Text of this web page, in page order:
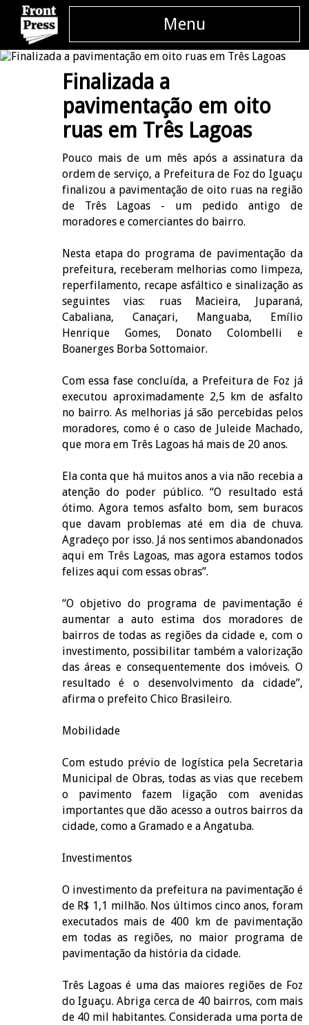
Menu
Finalizada a
pavimentação em oito
ruas em Três Lagoas
Pouco mais de um mês após a assinatura da
ordem de serviço, a Prefeitura de Foz do Iguaçu
finalizou a pavimentação de oito ruas na região
de Três Lagoas - um pedido antigo de
moradores e comerciantes do bairro.
Nesta etapa do programa de pavimentação da
prefeitura, receberam melhorias como limpeza,
reperfilamento, recape asfáltico e sinalização as
seguintes vias: ruas Macieira, Juparaná,
Cabaliana, Canaçari, Manguaba, Emílio
Henrique Gomes, Donato Colombelli e
Boanerges Borba Sottomaior.
Com essa fase concluída, a Prefeitura de Foz já
executou aproximadamente 2,5 km de asfalto
no bairro. As melhorias já são percebidas pelos
moradores, como é o caso de Juleide Machado,
que mora em Três Lagoas há mais de 20 anos.
Ela conta que há muitos anos a via não recebia a
atenção do poder público. “O resultado está
ótimo. Agora temos asfalto bom, sem buracos
que davam problemas até em dia de chuva.
Agradeço por isso. Já nos sentimos abandonados
aqui em Três Lagoas, mas agora estamos todos
felizes aqui com essas obras”.
“O objetivo do programa de pavimentação é
aumentar a auto estima dos moradores de
bairros de todas as regiões da cidade e, com o
investimento, possibilitar também a valorização
das áreas e consequentemente dos imóveis. O
resultado é o desenvolvimento da cidade”,
afirma o prefeito Chico Brasileiro.
Mobilidade
Com estudo prévio de logística pela Secretaria
Municipal de Obras, todas as vias que recebem
o pavimento fazem ligação com avenidas
importantes que dão acesso a outros bairros da
cidade, como a Gramado e a Angatuba.
Investimentos
O investimento da prefeitura na pavimentação é
de R$ 1,1 milhão. Nos últimos cinco anos, foram
executados mais de 400 km de pavimentação
em todas as regiões, no maior programa de
pavimentação da história da cidade.
Três Lagoas é uma das maiores regiões de Foz
do Iguaçu. Abriga cerca de 40 bairros, com mais
de 40 mil habitantes. Considerada uma porta de